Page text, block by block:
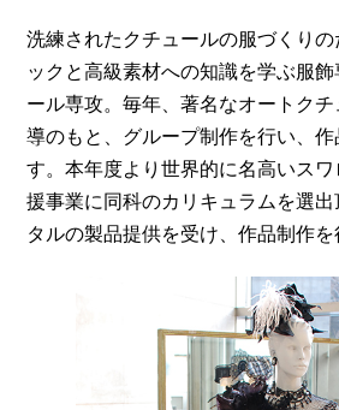
洗練されたクチュールの服づくり
ックと高級素材への知識を学ぶ服飾
ール専攻。毎年、著名なオートク
導のもと、グループ制作を行い、作
す。本年度より世界的に名高いス
援事業に同科のカリキュラムを選
タルの製品提供を受け、作品制作を